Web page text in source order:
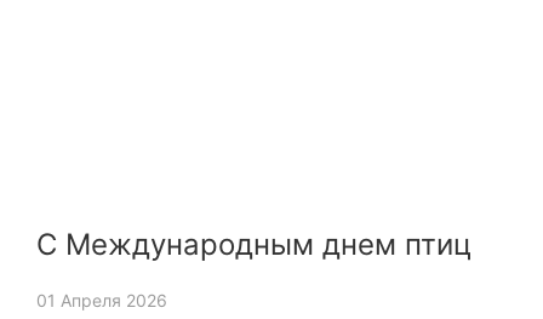
С Международным днем птиц
01 Апреля 2026